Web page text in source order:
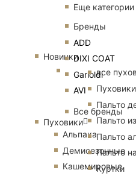
Еще категории
Бренды
ADD
DIXI COAT
Garioldi
AVI
Все бренды
Альпака
Демисезонные
Кашемировые
Новинки
Пуховики
все
Пуховики
Пальто
Пальто
Пальто
Пальто
Куртки